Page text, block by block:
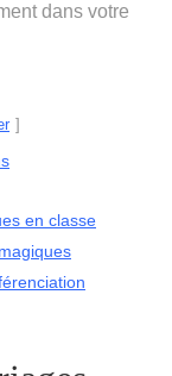
dans votre
en classe